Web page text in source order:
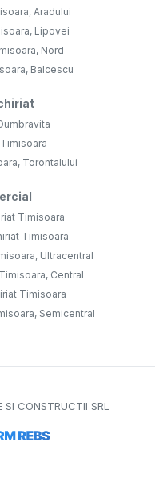
Aradului
Lipovei
Nord
Balcescu
Torontalului
Timisoara
Timisoara
Ultracentral
Central
Timisoara
Semicentral
SI CONSTRUCTII SRL